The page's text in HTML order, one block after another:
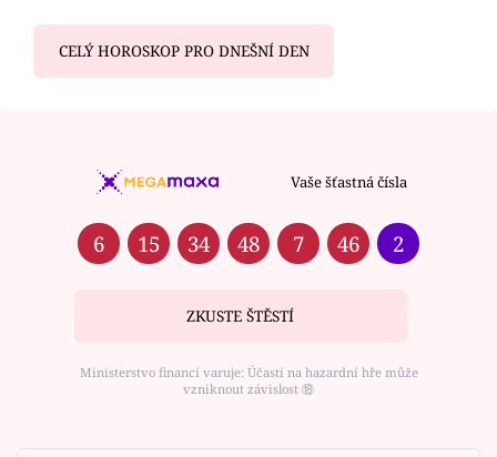
CELÝ HOROSKOP PRO DNEŠNÍ DEN
Vaše šťastná čísla
6 15 34 48 7 46 2
ZKUSTE ŠTĚSTÍ
Ministerstvo financí varuje: Účastí na hazardní hře může
vzniknout závislost ⑱